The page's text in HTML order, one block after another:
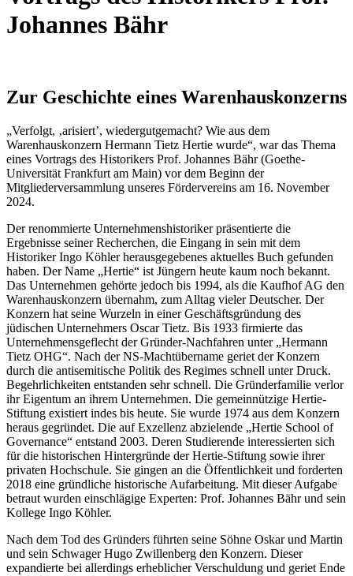
Johannes Bähr
Zur Geschichte eines Warenhauskonzerns
„Verfolgt, ‚arisiert’, wiedergutgemacht? Wie aus dem
Warenhauskonzern Hermann Tietz Hertie wurde“, war das Thema
eines Vortrags des Historikers Prof. Johannes Bähr (Goethe-
Universität Frankfurt am Main) vor dem Beginn der
Mitgliederversammlung unseres Fördervereins am 16. November
2024.
Der renommierte Unternehmenshistoriker präsentierte die
Ergebnisse seiner Recherchen, die Eingang in sein mit dem
Historiker Ingo Köhler herausgegebenes aktuelles Buch gefunden
haben. Der Name „Hertie“ ist Jüngern heute kaum noch bekannt.
Das Unternehmen gehörte jedoch bis 1994, als die Kaufhof AG den
Warenhauskonzern übernahm, zum Alltag vieler Deutscher. Der
Konzern hat seine Wurzeln in einer Geschäftsgründung des
jüdischen Unternehmers Oscar Tietz. Bis 1933 firmierte das
Unternehmensgeflecht der Gründer-Nachfahren unter „Hermann
Tietz OHG“. Nach der NS-Machtübername geriet der Konzern
durch die antisemitische Politik des Regimes schnell unter Druck.
Begehrlichkeiten entstanden sehr schnell. Die Gründerfamilie verlor
ihr Eigentum an ihrem Unternehmen. Die gemeinnützige Hertie-
Stiftung existiert indes bis heute. Sie wurde 1974 aus dem Konzern
heraus gegründet. Die auf Exzellenz abzielende „Hertie School of
Governance“ entstand 2003. Deren Studierende interessierten sich
für die historischen Hintergründe der Hertie-Stiftung sowie ihrer
privaten Hochschule. Sie gingen an die Öffentlichkeit und forderten
2018 eine gründliche historische Aufarbeitung. Mit dieser Aufgabe
betraut wurden einschlägige Experten: Prof. Johannes Bähr und sein
Kollege Ingo Köhler.
Nach dem Tod des Gründers führten seine Söhne Oskar und Martin
und sein Schwager Hugo Zwillenberg den Konzern. Dieser
expandierte bei allerdings erheblicher Verschuldung und geriet Ende